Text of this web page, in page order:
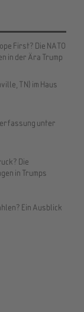
First? Die NATO
in der Ära Trump
TN) im Haus
unter
Die
in Trumps
Ein Ausblick